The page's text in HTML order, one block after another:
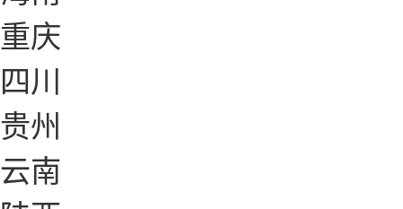
重庆
四川
贵州
云南